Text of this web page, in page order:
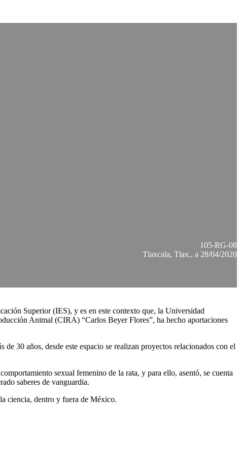
105-RG-08
Tlaxcala, Tlax., a 28/04/2020
Superior (IES), y es en este contexto que, la Universidad
Animal (CIRA) “Carlos Beyer Flores”, ha hecho aportaciones
30 años, desde este espacio se realizan proyectos relacionados con el
sexual femenino de la rata, y para ello, asentó, se cuenta
saberes de vanguardia.
ciencia, dentro y fuera de México.